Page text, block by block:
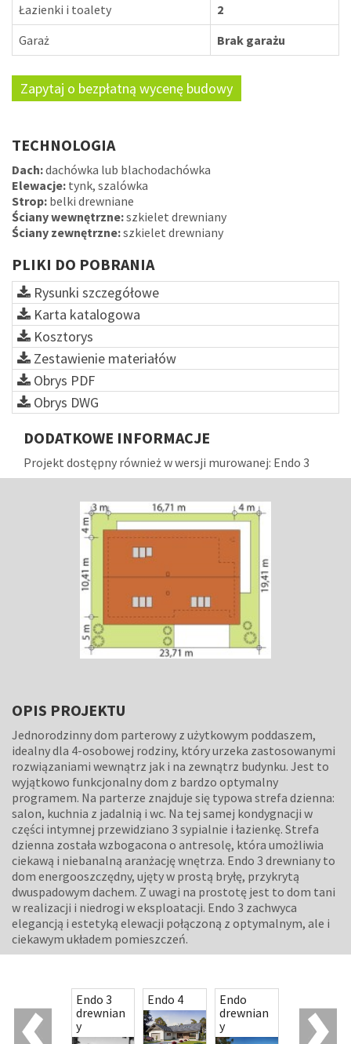
Łazienki i toalety
2
Garaż
Brak garażu
Zapytaj o bezpłatną wycenę budowy
TECHNOLOGIA
Dach:dachówka lub blachodachówka
Elewacje: tynk, szalówka
Strop: belki drewniane
Ściany wewnętrzne:szkielet drewniany
Ściany zewnętrzne:szkielet drewniany
PLIKI DO POBRANIA
Rysunki szczegółowe
Karta katalogowa
Kosztorys
Zestawienie materiałów
Obrys PDF
Obrys DWG
DODATKOWE INFORMACJE
Projekt dostępny również w wersji murowanej: Endo 3
OPIS PROJEKTU
Jednorodzinny dom parterowy z użytkowym poddaszem,
idealny dla 4-osobowej rodziny, który urzeka zastosowanymi
rozwiązaniami wewnątrz jak i na zewnątrz budynku. Jest to
wyjątkowo funkcjonalny dom z bardzo optymalny
programem. Na parterze znajduje się typowa strefa dzienna:
salon, kuchnia z jadalnią i wc. Na tej samej kondygnacji w
części intymnej przewidziano 3 sypialnie i łazienkę. Strefa
dzienna została wzbogacona o antresolę, która umożliwia
ciekawą i niebanalną aranżację wnętrza. Endo 3 drewniany to
dom energooszczędny, ujęty w prostą bryłę, przykrytą
dwuspadowym dachem. Z uwagi na prostotę jest to dom tani
w realizacji i niedrogi w eksploatacji. Endo 3 zachwyca
elegancją i estetyką elewacji połączoną z optymalnym, ale i
ciekawym układem pomieszczeń.
Endo 3
drewnian
y
Endo 4
Endo
drewnian
y